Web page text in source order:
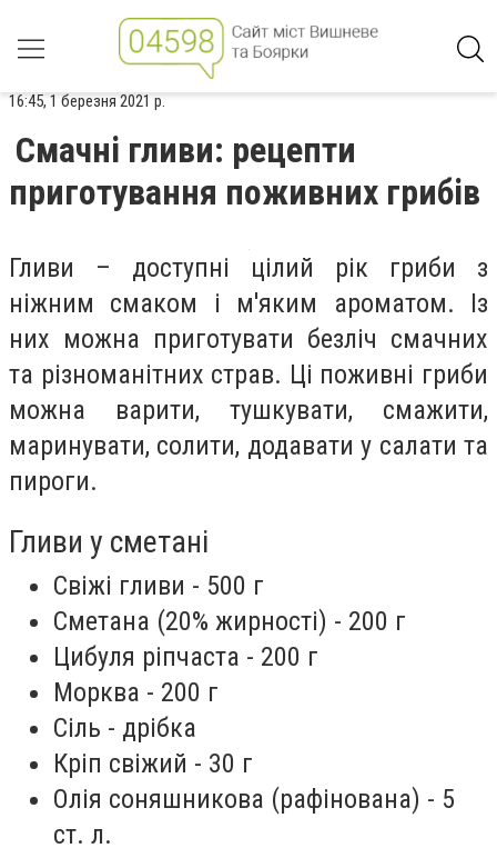
16:45, 1 березня 2021 р.
Смачні гливи: рецепти
приготування поживних грибів
Гливи – доступні цілий рік гриби з
ніжним смаком і м'яким ароматом. Із
них можна приготувати безліч смачних
та різноманітних страв. Ці поживні гриби
можна варити, тушкувати, смажити,
маринувати, солити, додавати у салати та
пироги.
Гливи у сметані
Свіжі гливи - 500 г
Сметана (20% жирності) - 200 г
Цибуля ріпчаста - 200 г
Морква - 200 г
Сіль - дрібка
Кріп свіжий - 30 г
Олія соняшникова (рафінована) - 5
ст. л.